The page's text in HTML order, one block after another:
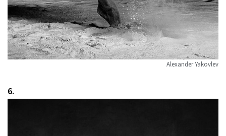
Alexander Yakovlev
6.